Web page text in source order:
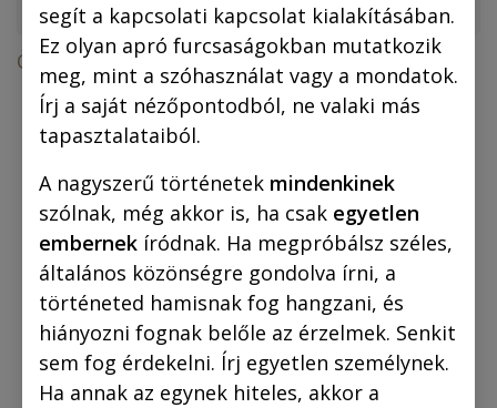
Összes termék
Vászonkép: „B” „Tánc- és illemleckék” 35x50
cm
segít a kapcsolati kapcsolat kialakításában.
Ez olyan apró furcsaságokban mutatkozik
meg, mint a szóhasználat vagy a mondatok.
Írj a saját nézőpontodból, ne valaki más
tapasztalataiból.
A nagyszerű történetek mindenkinek
szólnak, még akkor is, ha csak egyetlen
embernek íródnak. Ha megpróbálsz széles,
általános közönségre gondolva írni, a
történeted hamisnak fog hangzani, és
hiányozni fognak belőle az érzelmek. Senkit
sem fog érdekelni. Írj egyetlen személynek.
Ha annak az egynek hiteles, akkor a